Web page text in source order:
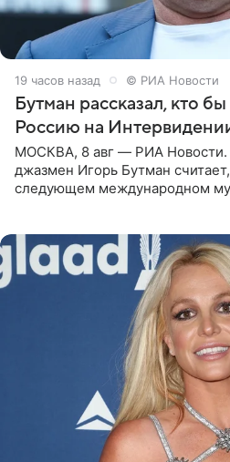
19 часов назад © РИА Новости
Бутман рассказал, кто
Россию на
МОСКВА, 8 авг — РИА Новости.
джазмен Игорь Бутман
следующем международном